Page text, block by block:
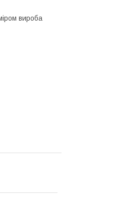
вироба